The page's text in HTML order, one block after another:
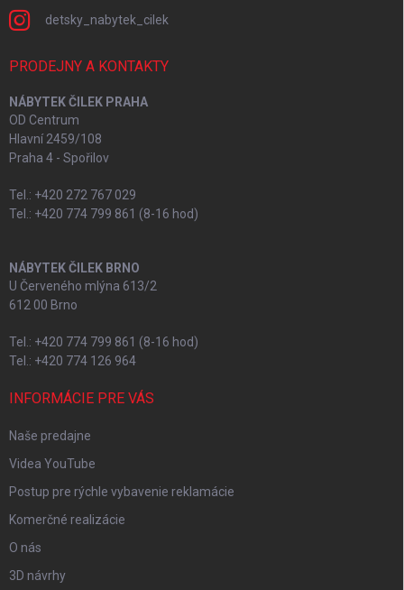
detsky_nabytek_cilek
PRODEJNY A KONTAKTY
NÁBYTEK ČILEK PRAHA
OD Centrum
Hlavní 2459/108
Praha 4 - Spořilov
Tel.: +420 272 767 029
Tel.: +420 774 799 861 (8-16 hod)
NÁBYTEK ČILEK BRNO
U Červeného mlýna 613/2
612 00 Brno
Tel.: +420 774 799 861 (8-16 hod)
Tel.: +420 774 126 964
INFORMÁCIE PRE VÁS
Naše predajne
Videa YouTube
Postup pre rýchle vybavenie reklamácie
Komerčné realizácie
O nás
3D návrhy